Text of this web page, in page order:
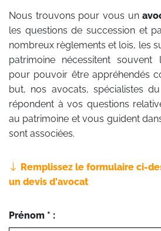
Nous trouvons pour vous un
les questions de succession et
nombreux règlements et lois, les
patrimoine nécessitent souvent
pour pouvoir être appréhendés
but, nos avocats, spécialistes
répondent à vos questions
au patrimoine et vous guident
sont associées.
Remplissez le formulaire ci-
un devis d'avocat
Prénom * :